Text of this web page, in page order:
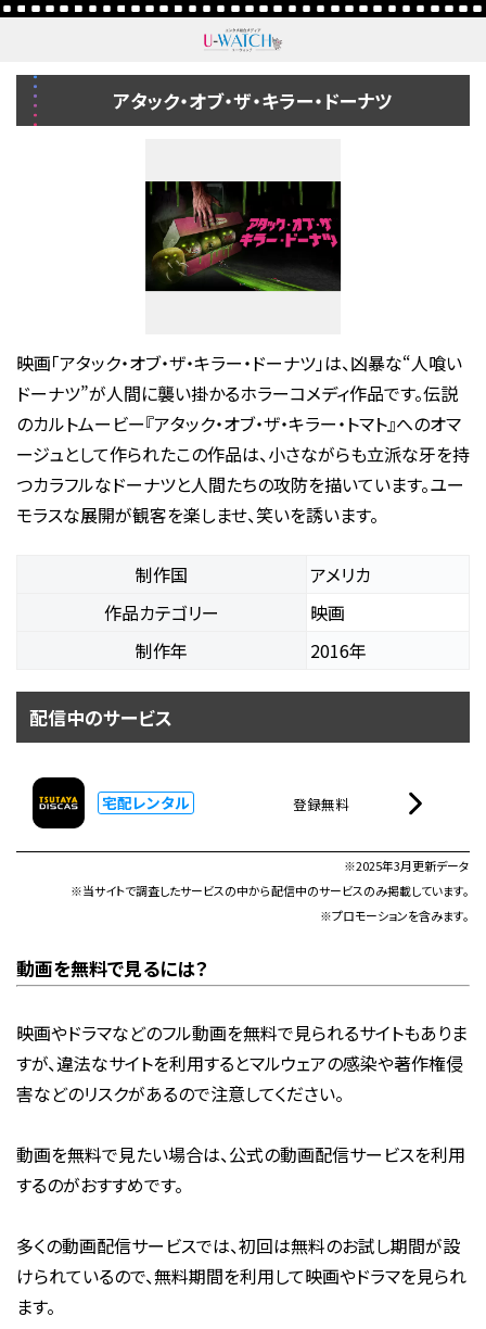
アタック・オブ・ザ・キラー・ドーナツ
映画「アタック・オブ・ザ・キラー・ドーナツ」は、凶暴な“人喰い
ドーナツ”が人間に襲い掛かるホラーコメディ作品です。伝説
のカルトムービー『アタック・オブ・ザ・キラー・トマト』へのオマ
ージュとして作られたこの作品は、小さながらも立派な牙を持
つカラフルなドーナツと人間たちの攻防を描いています。ユー
モラスな展開が観客を楽しませ、笑いを誘います。
制作国
アメリカ
作品カテゴリー
映画
制作年
2016年
配信中のサービス
宅配レンタル 登録無料
※2025年3月更新データ
※当サイトで調査したサービスの中から配信中のサービスのみ掲載しています。
※プロモーションを含みます。
動画を無料で見るには？
映画やドラマなどのフル動画を無料で見られるサイトもありま
すが、違法なサイトを利用するとマルウェアの感染や著作権侵
害などのリスクがあるので注意してください。
動画を無料で見たい場合は、公式の動画配信サービスを利用
するのがおすすめです。
多くの動画配信サービスでは、初回は無料のお試し期間が設
けられているので、無料期間を利用して映画やドラマを見られ
ます。